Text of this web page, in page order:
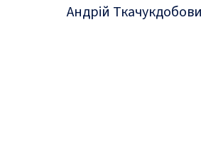
Андрій Ткачук